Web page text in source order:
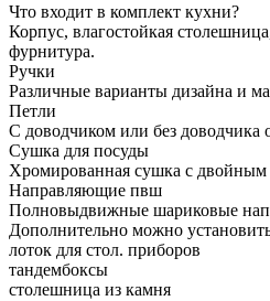
Что входит в комплект кухни?
Корпус, влагостойкая
фурнитура.
Ручки
Различные варианты дизайна и
Петли
С доводчиком или без доводчика
Сушка для посуды
Хромированная сушка с
Направляющие пвш
Полновыдвижные шариковые
Дополнительно можно
лоток для стол. приборов
тандембоксы
столешница из камня